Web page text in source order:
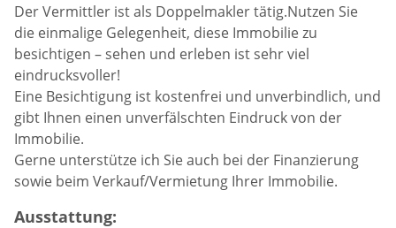
Der Vermittler ist als Doppelmakler tätig.Nutzen Sie
die einmalige Gelegenheit, diese Immobilie zu
besichtigen – sehen und erleben ist sehr viel
eindrucksvoller!
Eine Besichtigung ist kostenfrei und unverbindlich, und
gibt Ihnen einen unverfälschten Eindruck von der
Immobilie.
Gerne unterstütze ich Sie auch bei der Finanzierung
sowie beim Verkauf/Vermietung Ihrer Immobilie.
Ausstattung: